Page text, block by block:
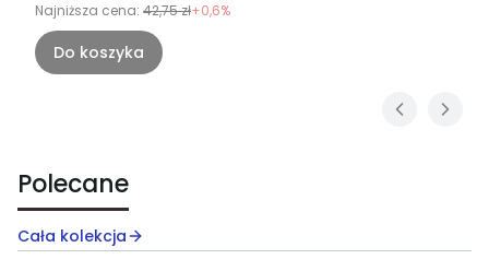
Najniższa cena: 42,75 zł+0,6%
Do koszyka
Polecane
Cała kolekcja